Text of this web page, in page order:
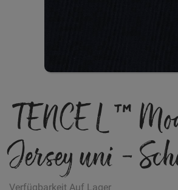
der
Bildgalerie
springen
TENCEL ™
Jersey uni -
VerfügbarkeitAuf Lager